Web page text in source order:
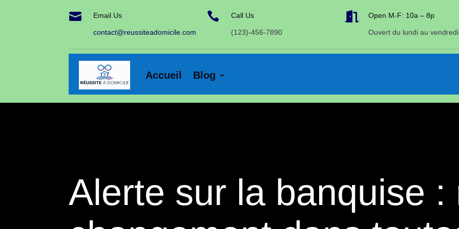
 Email Us
contact@reussiteadomicile.com
 Call Us
(123)-456-7890
 Open M-F: 10a – 8p
Ouvert du lundi au vendredi
Accueil Blog
Alerte sur la banquise :